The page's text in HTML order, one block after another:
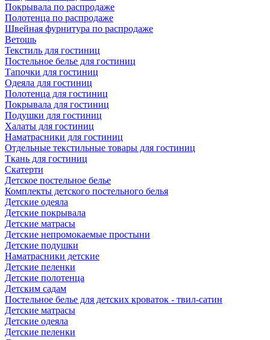
Покрывала по распродаже
Полотенца по распродаже
Швейная фурнитура по распродаже
Ветошь
Текстиль для гостиниц
Постельное белье для гостиниц
Тапочки для гостиниц
Одеяла для гостиниц
Полотенца для гостиниц
Покрывала для гостиниц
Подушки для гостиниц
Халаты для гостиниц
Наматрасники для гостиниц
Отдельные текстильные товары для гостиниц
Ткань для гостиниц
Скатерти
Детское постельное белье
Комплекты детского постельного белья
Детские одеяла
Детские покрывала
Детские матрасы
Детские непромокаемые простыни
Детские подушки
Наматрасники детские
Детские пеленки
Детские полотенца
Детским садам
Постельное белье для детских кроваток - твил-сатин
Детские матрасы
Детские одеяла
Детские пеленки